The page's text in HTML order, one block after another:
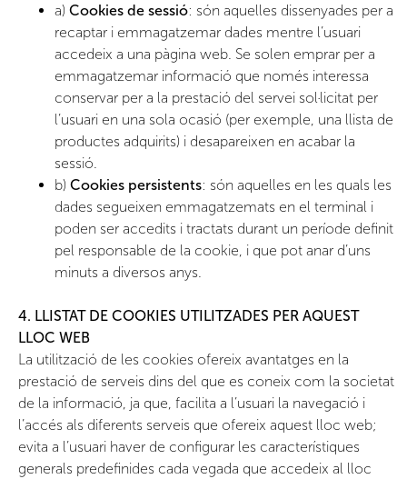
a) Cookies de sessió: són aquelles dissenyades per a
recaptar i emmagatzemar dades mentre l’usuari
accedeix a una pàgina web. Se solen emprar per a
emmagatzemar informació que només interessa
conservar per a la prestació del servei sol·licitat per
l’usuari en una sola ocasió (per exemple, una llista de
productes adquirits) i desapareixen en acabar la
sessió.
b) Cookies persistents: són aquelles en les quals les
dades segueixen emmagatzemats en el terminal i
poden ser accedits i tractats durant un període definit
pel responsable de la cookie, i que pot anar d’uns
minuts a diversos anys.
4. LLISTAT DE COOKIES UTILITZADES PER AQUEST
LLOC WEB
La utilització de les cookies ofereix avantatges en la
prestació de serveis dins del que es coneix com la societat
de la informació, ja que, facilita a l’usuari la navegació i
l’accés als diferents serveis que ofereix aquest lloc web;
evita a l’usuari haver de configurar les característiques
generals predefinides cada vegada que accedeix al lloc